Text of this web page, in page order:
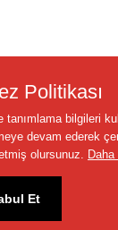
Politikası
tanımlama bilgileri
devam ederek
olursunuz.
Et